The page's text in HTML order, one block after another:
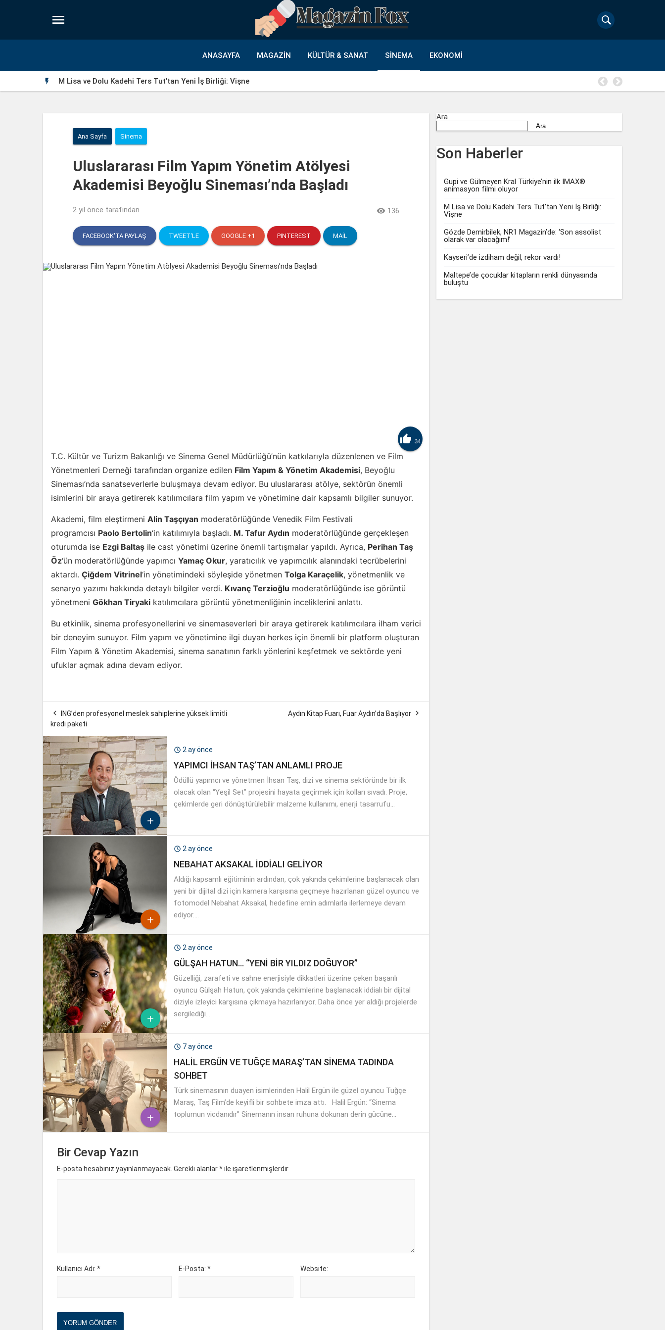

ANASAYFA MAGAZIN KÜLTÜR & SANAT SINEMA EKONOMI
 M Lisa ve Dolu Kadehi Ters Tut’tan Yeni İş Birliği: Vişne
Ana Sayfa Sinema
Uluslararası Film Yapım Yönetim Atölyesi
Akademisi Beyoğlu Sineması’nda Başladı
2 yıl önce tarafından  136
FACEBOOK'TA PAYLAŞ TWEET'LE GOOGLE +1 PINTEREST MAIL
 34
T.C. Kültür ve Turizm Bakanlığı ve Sinema Genel Müdürlüğü’nün katkılarıyla düzenlenen ve Film
Yönetmenleri Derneği tarafından organize edilen Film Yapım & Yönetim Akademisi, Beyoğlu
Sineması’nda sanatseverlerle buluşmaya devam ediyor. Bu uluslararası atölye, sektörün önemli
isimlerini bir araya getirerek katılımcılara film yapım ve yönetimine dair kapsamlı bilgiler sunuyor.
Akademi, film eleştirmeni Alin Taşçıyan moderatörlüğünde Venedik Film Festivali
programcısı Paolo Bertolin‘in katılımıyla başladı. M. Tafur Aydın moderatörlüğünde gerçekleşen
oturumda ise Ezgi Baltaş ile cast yönetimi üzerine önemli tartışmalar yapıldı. Ayrıca, Perihan Taş
Öz‘ün moderatörlüğünde yapımcı Yamaç Okur, yaratıcılık ve yapımcılık alanındaki tecrübelerini
aktardı. Çiğdem Vitrinel‘in yönetimindeki söyleşide yönetmen Tolga Karaçelik, yönetmenlik ve
senaryo yazımı hakkında detaylı bilgiler verdi. Kıvanç Terzioğlu moderatörlüğünde ise görüntü
yönetmeni Gökhan Tiryaki katılımcılara görüntü yönetmenliğinin inceliklerini anlattı.
Bu etkinlik, sinema profesyonellerini ve sinemaseverleri bir araya getirerek katılımcılara ilham verici
bir deneyim sunuyor. Film yapım ve yönetimine ilgi duyan herkes için önemli bir platform oluşturan
Film Yapım & Yönetim Akademisi, sinema sanatının farklı yönlerini keşfetmek ve sektörde yeni
ufuklar açmak adına devam ediyor.

ING’den profesyonel meslek sahiplerine yüksek limitli
kredi paketi
Aydın Kitap Fuarı, Fuar Aydın’da Başlıyor 

 2 ay önce
YAPIMCI İHSAN TAŞ’TAN ANLAMLI PROJE
Ödüllü yapımcı ve yönetmen İhsan Taş, dizi ve sinema sektöründe bir ilk
olacak olan “Yeşil Set” projesini hayata geçirmek için kolları sıvadı. Proje,
çekimlerde geri dönüştürülebilir malzeme kullanımı, enerji tasarrufu...

 2 ay önce
NEBAHAT AKSAKAL İDDİALI GELİYOR
Aldığı kapsamlı eğitiminin ardından, çok yakında çekimlerine başlanacak olan
yeni bir dijital dizi için kamera karşısına geçmeye hazırlanan güzel oyuncu ve
fotomodel Nebahat Aksakal, hedefine emin adımlarla ilerlemeye devam
ediyor....

 2 ay önce
GÜLŞAH HATUN… “YENİ BİR YILDIZ DOĞUYOR”
Güzelliği, zarafeti ve sahne enerjisiyle dikkatleri üzerine çeken başarılı
oyuncu Gülşah Hatun, çok yakında çekimlerine başlanacak iddialı bir dijital
diziyle izleyici karşısına çıkmaya hazırlanıyor. Daha önce yer aldığı projelerde
sergilediği...

 7 ay önce
HALİL ERGÜN VE TUĞÇE MARAŞ’TAN SİNEMA TADINDA
SOHBET
Türk sinemasının duayen isimlerinden Halil Ergün ile güzel oyuncu Tuğçe
Maraş, Taş Film’de keyifli bir sohbete imza attı. Halil Ergün: “Sinema
toplumun vicdanıdır” Sinemanın insan ruhuna dokunan derin gücüne...
Bir Cevap Yazın
E-posta hesabınız yayınlanmayacak. Gerekli alanlar*ile işaretlenmişlerdir
Kullanıcı Adı: * E-Posta: * Website:
YORUM GÖNDER
Ara
Ara
Son Haberler
Gupi ve Gülmeyen Kral Türkiye’nin ilk IMAX®
animasyon filmi oluyor
M Lisa ve Dolu Kadehi Ters Tut’tan Yeni İş Birliği:
Vişne
Gözde Demirbilek, NR1 Magazin’de: ‘Son assolist
olarak var olacağım!’
Kayseri’de izdiham değil, rekor vardı!
Maltepe’de çocuklar kitapların renkli dünyasında
buluştu